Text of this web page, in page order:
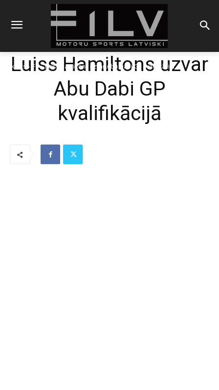
Sākums F1 Luiss Hamiltons uzvar Abu Dabi GP kvalifikācijā
Luiss Hamiltons uzvar
Abu Dabi GP
kvalifikācijā